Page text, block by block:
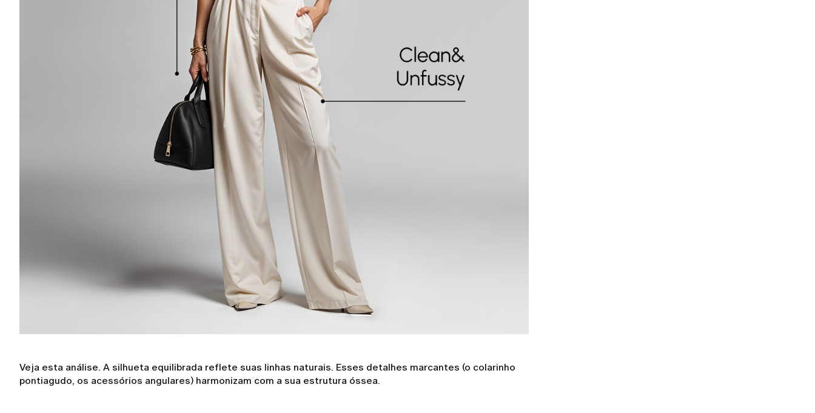
Veja esta análise. A silhueta equilibrada reflete suas linhas naturais. Esses detalhes marcantes (o colarinho
pontiagudo, os acessórios angulares) harmonizam com a sua estrutura óssea.